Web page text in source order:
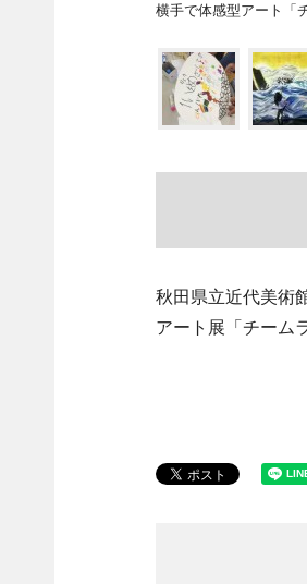
横手で体感型アート
秋田県立近代美術
アート展「チーム